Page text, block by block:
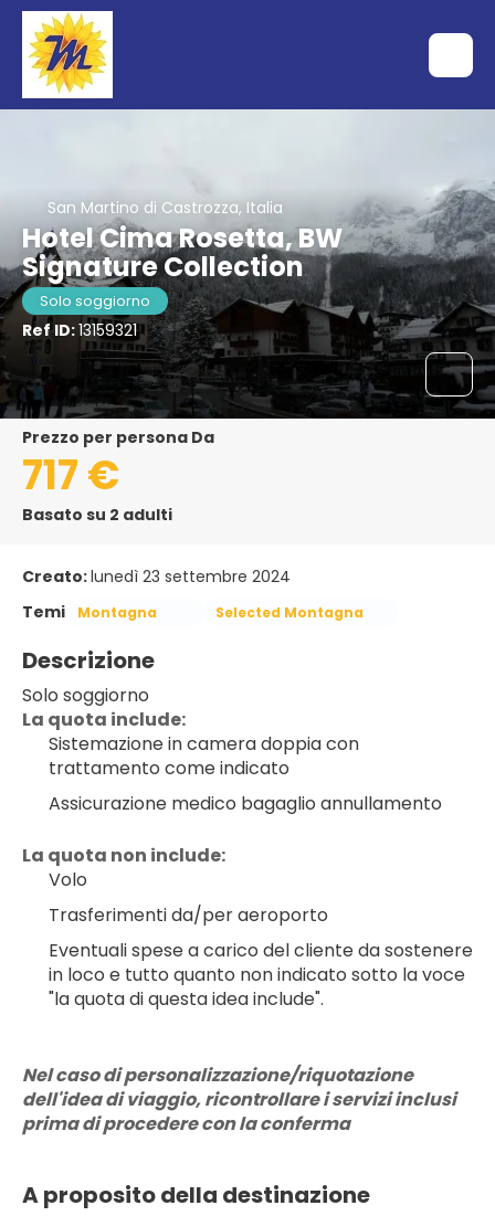
San Martino di Castrozza, Italia
Hotel Cima Rosetta, BW
Signature Collection
Solo soggiorno
Ref ID:13159321
Prezzo per persona Da
717 €
Basato su 2 adulti
Creato:lunedì 23 settembre 2024
Temi
Montagna Selected Montagna
Descrizione
Solo soggiorno
La quota include:
Sistemazione in camera doppia con
trattamento come indicato
Assicurazione medico bagaglio annullamento
La quota non include:
Volo
Trasferimenti da/per aeroporto
Eventuali spese a carico del cliente da sostenere
in loco e tutto quanto non indicato sotto la voce
"la quota di questa idea include".
Nel caso di personalizzazione/riquotazione
dell'idea di viaggio, ricontrollare i servizi inclusi
prima di procedere con la conferma
A proposito della destinazione